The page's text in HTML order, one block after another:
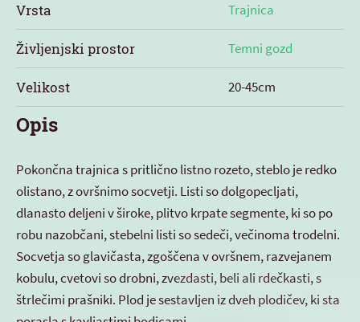
Vrsta Trajnica
Življenjski prostor Temni gozd
Velikost 20-45cm
Opis
Pokončna trajnica s pritlično listno rozeto, steblo je redko
olistano, z ovršnimo socvetji. Listi so dolgopecljati,
dlanasto deljeni v široke, plitvo krpate segmente, ki so po
robu nazobčani, stebelni listi so sedeči, večinoma trodelni.
Socvetja so glavičasta, zgoščena v ovršnem, razvejanem
kobulu, cvetovi so drobni, zvezdasti, beli ali rdečkasti, s
štrlečimi prašniki. Plod je sestavljen iz dveh plodičev, ki sta